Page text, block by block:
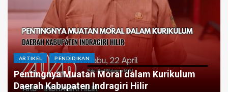
ARTIKEL
Menatap Asa Dibalik Angka: Jika APBD Inhil
Tetap Stagnan Butuh Berapa Periode Demi
Infrastruktur Merata?